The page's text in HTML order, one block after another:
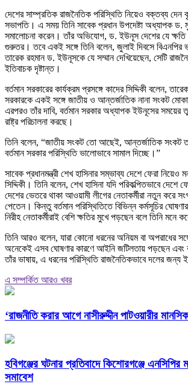
দেশের সাম্প্রতিক রাজনৈতিক পরিস্থিতি নিয়েও বক্তব্য
সভাপতি। এ সময় তিনি সাবেক প্রধান উপদেষ্টা অধ্যাপক ড.
সমালোচনা করেন। তাঁর অভিযোগ, ড. ইউনূস দেশের যে
গুরুতর। তবে একই সঙ্গে তিনি বলেন, জুলাই দিবসে বিএনপির
তারেক রহমান ড. ইউনূসকে যে সম্মান দেখিয়েছেন, সেটি
ইতিবাচক দৃষ্টান্ত।
বর্তমান সরকারের কার্যক্রম প্রসঙ্গে কাদের সিদ্দিকী বলেন,
সরকারকে একই সঙ্গে জাতীয় ও আন্তর্জাতিক নানা সংকট
এরপরও তাঁর দাবি, বর্তমান সরকার অধ্যাপক ইউনূসের সময়ের
রাষ্ট্র পরিচালনা করছে।
তিনি বলেন, “জাতীয় সংকট তো আছেই, আন্তর্জাতিক সংকট
বর্তমান সরকার পরিস্থিতি ভালোভাবে সামাল দিচ্ছে।”
সাবেক প্রধানমন্ত্রী শেখ হাসিনার সম্ভাব্য দেশে ফেরা নিয়েও
সিদ্দিকী। তিনি বলেন, শেখ হাসিনা যদি পরিকল্পিতভাবে দেশে
দেশের ভেতরে থাকা আওয়ামী লীগের নেতাকর্মীরা নতুন করে
পেতেন। কিন্তু বর্তমান পরিস্থিতিতে বিভিন্ন কর্মসূচির
নিরীহ নেতাকর্মীরাই বেশি ক্ষতির মুখে পড়ছেন বলে তিনি মনে
তিনি আরও বলেন, যারা কোনো ধরনের অনিয়ম বা অপরাধের
অনেকেই এসব ঘোষণার কারণে আইনি জটিলতায় পড়ছেন এবং
তাঁর ভাষায়, এ ধরনের পরিস্থিতি রাজনৈতিকভাবে দলের জন্য
এ সম্পর্কিত আরও খবর
‘রাজনীতি করার আগে নাসীরুদ্দীন পাটওয়ারীর
হবিগঞ্জের ঘটনার প্রতিবাদে কিশোরগঞ্জে এনসিপির
সমাবেশ